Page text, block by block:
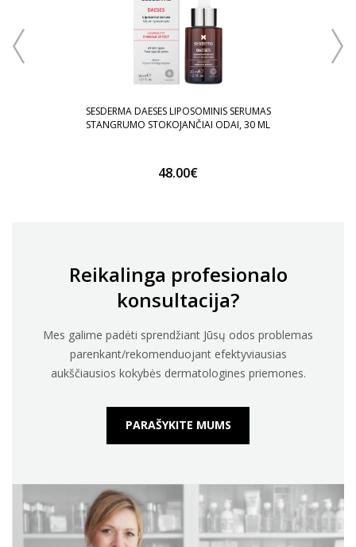
SESDERMA DAESES LIPOSOMINIS SERUMAS
STANGRUMO STOKOJANČIAI ODAI, 30 ML
48.00€
Reikalinga profesionalo
konsultacija?
Mes galime padėti sprendžiant Jūsų odos problemas
parenkant/rekomenduojant efektyviausias
aukščiausios kokybės dermatologines priemones.
PARAŠYKITE MUMS